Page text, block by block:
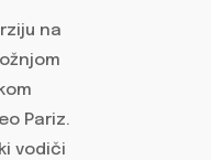
na
Pariz.
vodiči